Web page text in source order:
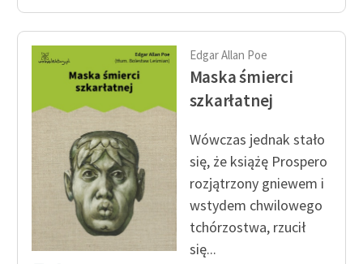
Edgar Allan Poe
Maska śmierci
szkarłatnej
Wówczas jednak stało
się, że książę Prospero
rozjątrzony gniewem i
wstydem chwilowego
tchórzostwa, rzucił
się...